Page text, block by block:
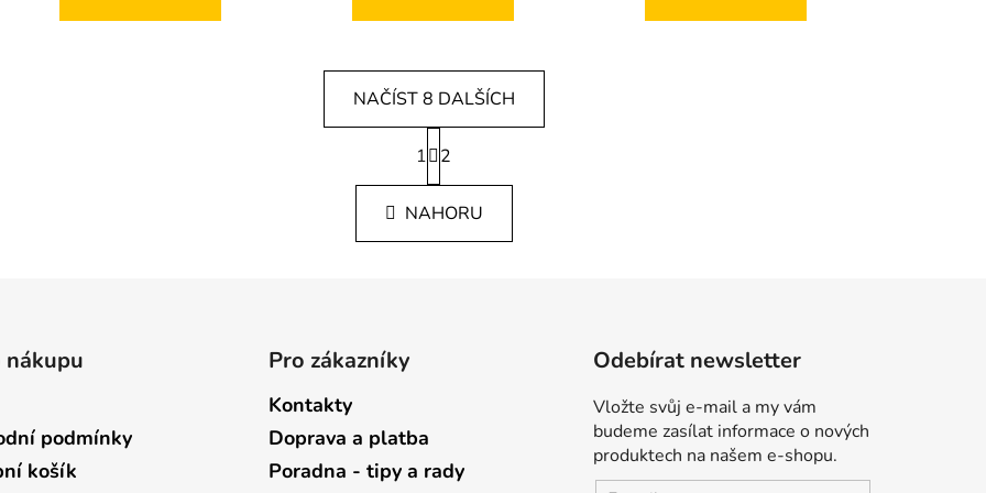
O
v
l
á
v
NAČÍST 8 DALŠÍCH
S
t
r
á
n
k
1 2
NAHORU
nákupu
podmínky
košík
Pro zákazníky
Kontakty
Doprava a platba
Poradna - tipy a rady
Odebírat newsletter
Vložte svůj e-mail a my vám
budeme zasílat informace o nových
produktech na našem e-shopu.